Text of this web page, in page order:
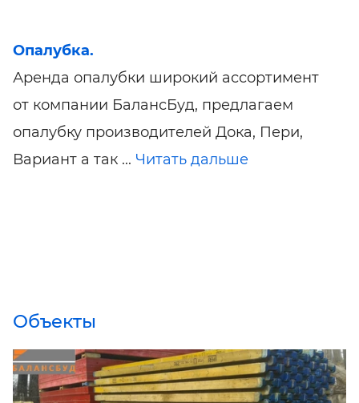
Опалубка.
Аренда опалубки широкий ассортимент
от компании БалансБуд, предлагаем
опалубку производителей Дока, Пери,
Вариант а так ... Читать дальше
Объекты